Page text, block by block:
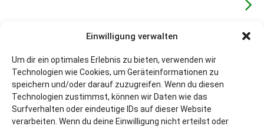
Einwilligung verwalten
Um dir ein optimales Erlebnis zu bieten, verwenden wir
Technologien wie Cookies, um Geräteinformationen zu
speichern und/oder darauf zuzugreifen. Wenn du diesen
Technologien zustimmst, können wir Daten wie das
Surfverhalten oder eindeutige IDs auf dieser Website
verarbeiten. Wenn du deine Einwilligung nicht erteilst oder
Zum Seitenanfang
Mobil Desktop